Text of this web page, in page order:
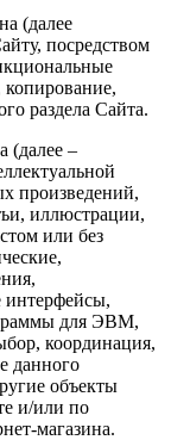
(далее
посредством
раздела Сайта.
(далее –
произведений,
иллюстрации,
или без
интерфейсы,
для ЭВМ,
координация,
данного
объекты
и/или по
магазина.